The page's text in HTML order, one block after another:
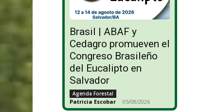
Brasil | ABAF y
Cedagro promueven el
Congreso Brasileño
del Eucalipto en
Salvador
Agenda Forestal
Patricia Escobar - 05/08/2026